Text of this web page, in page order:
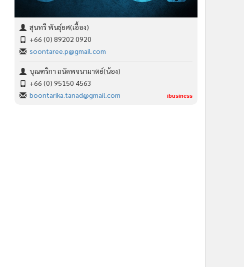
สุนทรี พันธุ์ยศ(เอื้อง)
+66 (0) 89202 0920
soontaree.p@gmail.com
บุณฑริกา ถนัดพจนามาตย์(น้อง)
+66 (0) 95150 4563
boontarika.tanad@gmail.com
ibusiness